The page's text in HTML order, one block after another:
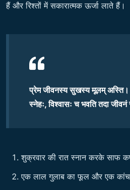
हैं और रिश्तों में सकारात्मक ऊर्जा लाते हैं।
प्रेम जीवनस्य सुखस्य मूलम् अस्ति।
स्नेहः, विश्वासः च भवति तदा
शुक्रवार की रात स्नान करके साफ
एक लाल गुलाब का फूल और एक कांच